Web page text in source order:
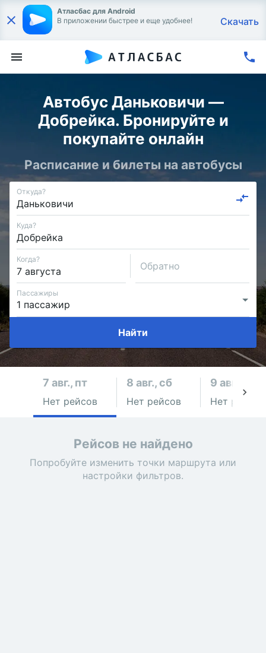
Атласбас для Android
В приложении быстрее и еще удобнее!
Скачать
Автобус Даньковичи —
Добрейка. Бронируйте и
покупайте онлайн
Расписание и билеты на автобусы
Откуда?
Куда?
Когда?
Обратно
Пассажиры
Найти
7 авг., пт
Нет рейсов
8 авг., сб
Нет рейсов
9 авг., вс
Нет рейсов
Рейсов не найдено
Попробуйте изменить точки маршрута или
настройки фильтров.